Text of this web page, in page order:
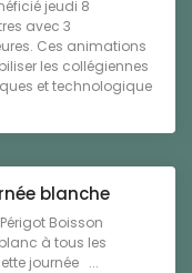
jeudi 8
avec 3
Ces animations
les collégiennes
et technologique
blanche
Boisson
à tous les
journée ...